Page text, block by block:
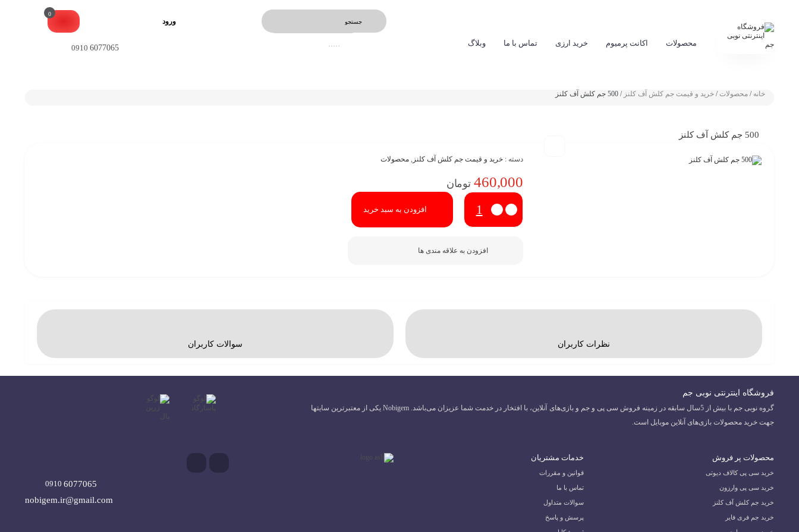
محصولات اکانت پرمیوم خرید ارزی تماس با ما وبلاگ
ورود
0
6077065
0910
خانه / محصولات / خرید و قیمت جم کلش آف کلنز / 500 جم کلش آف کلنز
500 جم کلش آف کلنز
دسته :خرید و قیمت جم کلش آف کلنز ,محصولات
460,000 تومان
افزودن به سبد خرید
افزودن به علاقه مندی ها
نظرات کاربران سوالات کاربران
فروشگاه اینترنتی نوبی جم
گروه نوبی جم با بیش از 5سال سابقه در زمینه فروش سی پی و جم و بازی‌های آنلاین، با افتخار در خدمت شما عزیزان می‌باشد. Nobigem یکی از معتبرترین سایتها
جهت خرید محصولات بازی‌های آنلاین موبایل است.
محصولات پر فروش
خرید سی پی کالاف دیوتی
خرید سی پی وارزون
خرید جم کلش آف کلنز
خرید جم فری فایر
خدمات مشتریان
قوانین و مقررات
تماس با ما
سوالات متداول
پرسش و پاسخ
6077065
0910
nobigem.ir@gmail.com